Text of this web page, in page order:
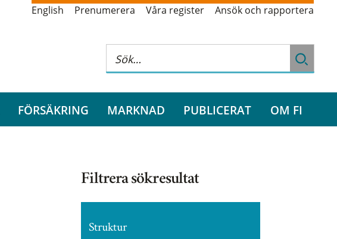
English Prenumerera Våra register Ansök och rapportera
FÖRSÄKRING MARKNAD PUBLICERAT OM FI
Filtrera sökresultat
Struktur